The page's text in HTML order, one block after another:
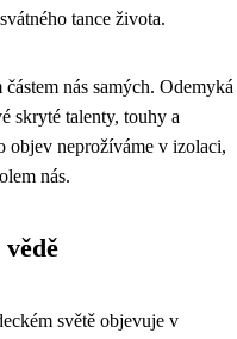
tance života.
nás samých. Odemyká
skryté talenty, touhy a
objev neprožíváme v izolaci,
nás.
světě objevuje v